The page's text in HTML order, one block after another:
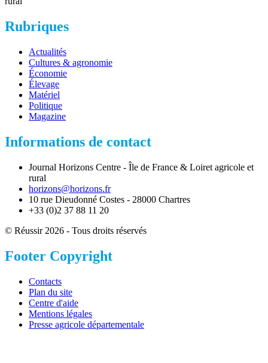
Rubriques
Actualités
Cultures & agronomie
Économie
Élevage
Matériel
Politique
Magazine
Informations de contact
Journal Horizons Centre - Île de France & Loiret agricole et
rural
horizons@horizons.fr
10 rue Dieudonné Costes - 28000 Chartres
+33 (0)2 37 88 11 20
© Réussir 2026 - Tous droits réservés
Footer Copyright
Contacts
Plan du site
Centre d'aide
Mentions légales
Presse agricole départementale